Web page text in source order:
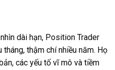
dài hạn, Position Trader
thậm chí nhiều năm. Họ
các yếu tố vĩ mô và tiềm